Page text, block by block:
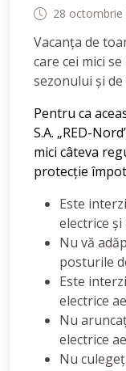
28 octombrie
Vacanța de
care cei mici
sezonului și
Pentru ca
S.A. „RED-
mici câteva
protecție
Este
electrice
Nu vă
posturile
Este
electrice
Nu
electrice
Nu